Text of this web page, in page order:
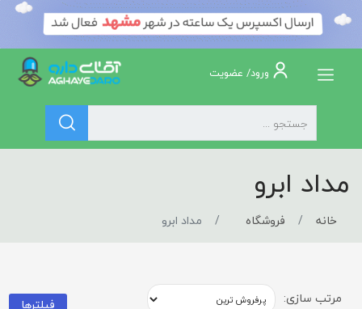
ورود/ عضویت
مداد ابرو
خانه فروشگاه مداد ابرو
مرتب سازی: فیلترها